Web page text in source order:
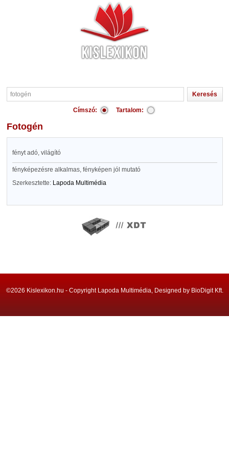
Címszó: Tartalom:
fotogén
fényt adó, világító
fényképezésre alkalmas, fényképen jól mutató
Szerkesztette: Lapoda Multimédia
©2026 Kislexikon.hu - Copyright Lapoda Multimédia, Designed by BioDigit Kft.